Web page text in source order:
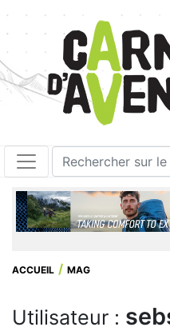
ACCUEIL MAG
Utilisateur :